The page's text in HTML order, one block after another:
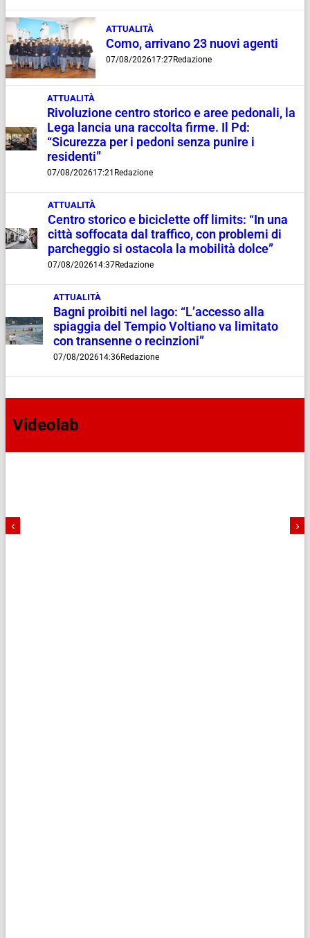
ATTUALITÀ
Como, arrivano 23 nuovi agenti
07/08/202617:27Redazione
ATTUALITÀ
Rivoluzione centro storico e aree pedonali, la
Lega lancia una raccolta firme. Il Pd:
“Sicurezza per i pedoni senza punire i
residenti”
07/08/202617:21 Redazione
ATTUALITÀ
Centro storico e biciclette off limits: “In una
città soffocata dal traffico, con problemi di
parcheggio si ostacola la mobilità dolce”
07/08/202614:37Redazione
ATTUALITÀ
Bagni proibiti nel lago: “L’accesso alla
spiaggia del Tempio Voltiano va limitato
con transenne o recinzioni”
07/08/202614:36Redazione
Videolab
‹ ›